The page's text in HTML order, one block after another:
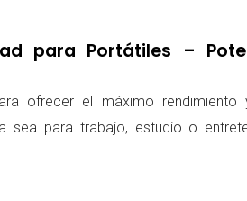
para Portátiles –
ofrecer el máximo
sea para trabajo, estudio o